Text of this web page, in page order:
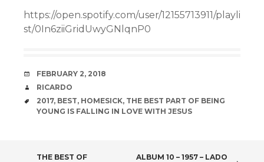
https://open.spotify.com/user/12155713911/playli
st/0In6ziiGridUwyGNlqnP0
DATE
FEBRUARY 2, 2018
AUTHOR
RICARDO
TAGS
2017, BEST, HOMESICK, THE BEST PART OF BEING
YOUNG IS FALLING IN LOVE WITH JESUS
THE BEST OF ALBUM 10 – 1957 – LADO